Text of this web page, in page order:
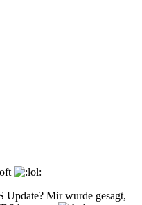
Update? Mir wurde gesagt,